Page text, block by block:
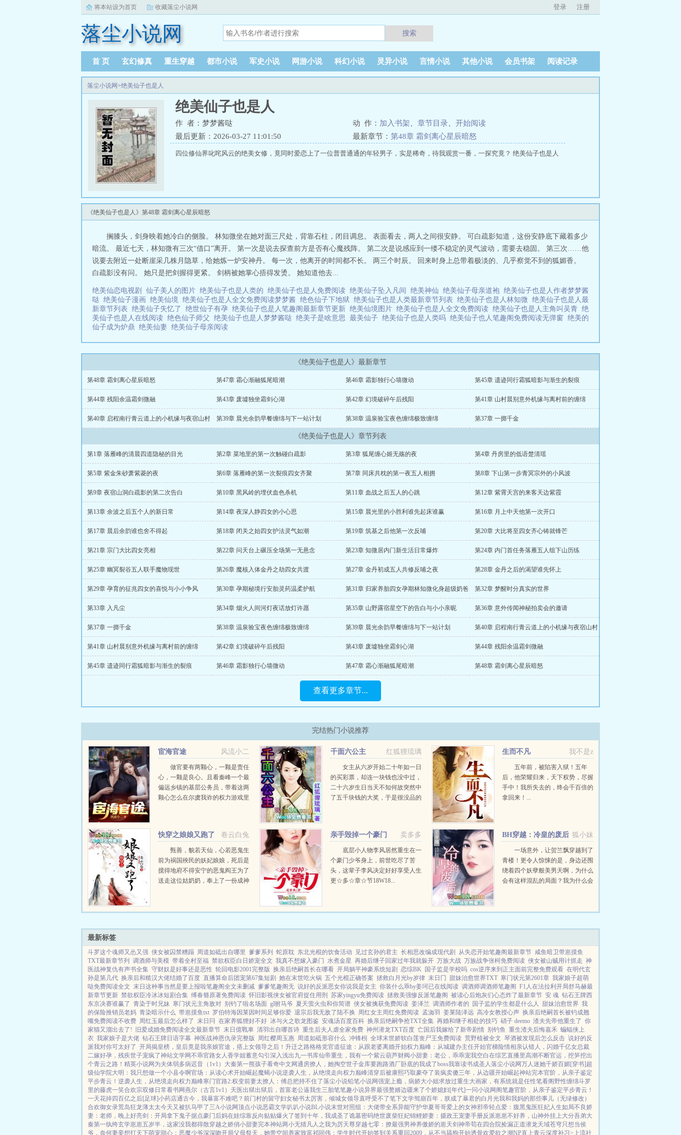
将本站设为首页 收藏落尘小说网 登录 注册
落尘小说网 搜索
首 页 玄幻修真 重生穿越 都市小说 军史小说 网游小说 科幻小说 灵异小说 言情小说 其他小说 会员书架 阅读记录
落尘小说网>绝美仙子也是人
绝美仙子也是人
作 者：梦梦酱哒 动 作： 加入书架 章节目录
开始阅读
最后更新：2026-03-27 11:01:50
最新章节： 第48章 霜剑离心星辰暗怒
四位修仙界叱咤风云的绝美女修，竟同时爱恋上了一位普普通通的年轻男子，实是稀奇，待我观赏一番，一探究竟？ 绝美仙子也是人
《绝美仙子也是人》第48章 霜剑离心星辰暗怒
搁膝头，剑身映着她冷白的侧脸。 林知微坐在她对面三尺处，背靠石柱，闭目调息。 表面看去，两人之间很安静。 可白疏影知道，这份安静底下藏着多少
暗流。 最近七天，林知微有三次“借口”离开。 第一次是说去探查前方是否有心魔残阵。 第二次是说感应到一缕不稳定的灵气波动，需要去稳固。 第三次……他
说要去附近一处断崖采几株月隐草，给她炼一炉安神丹。 每一次，他离开的时间都不长。 两三个时辰。 回来时身上总带着极淡的、几乎察觉不到的狐媚香。
白疏影没有问。 她只是把剑握得更紧。 剑柄被她掌心捂得发烫。 她知道他去...
绝美仙恋电视剧 仙子美人的图片 绝美仙子也是人类的 绝美仙子也是人免费阅读 绝美仙子坠入凡间 绝美神仙 绝美仙子母亲道袍 绝美仙子也是人作者梦梦酱
哒 绝美仙子漫画 绝美仙境 绝美仙子也是人全文免费阅读梦梦酱 绝色仙子下地狱 绝美仙子也是人类最新章节列表 绝美仙子也是人林知微 绝美仙子也是人最
新章节列表 绝美仙子失忆了 绝世仙子有孕 绝美仙子也是人笔趣阁最新章节更新 绝美仙境图片 绝美仙子也是人全文免费阅读 绝美仙子也是人主角叫吴青 绝
美仙子也是人在线阅读 绝色仙子师父 绝美仙子也是人梦梦酱哒 绝美子是啥意思 最美仙子 绝美仙子也是人类吗 绝美仙子也人笔趣阁免费阅读无弹窗 绝美的
仙子成为炉鼎 绝美仙妻 绝美仙子母亲阅读
《绝美仙子也是人》最新章节
第48章 霜剑离心星辰暗怒 第47章 霜心渐融狐尾暗潮 第46章 霜影独行心墙微动 第45章 遗迹同行霜狐暗影与渐生的裂痕
第44章 残阳余温霜剑微融 第43章 废墟独坐霜剑心湖 第42章 幻境破碎午后残阳 第41章 山村晨别意外机缘与离村前的缠绵
第40章 启程南行青云道上的小机缘与夜宿山村 第39章 晨光余韵早餐缠绵与下一站计划 第38章 温泉验宝夜色缠绵极致缠绵 第37章 一掷千金
《绝美仙子也是人》章节列表
第1章 落雁峰的清晨四道隐秘的目光 第2章 菜地里的第一次触碰白疏影 第3章 狐尾缠心姬无殇的夜 第4章 丹房里的低语楚清瑶
第5章 紫金朱砂萧紫菱的夜 第6章 落雁峰的第一次裂痕四女齐聚 第7章 同床共枕的第一夜五人相拥 第8章 下山第一步青冥宗外的小风波
第9章 夜宿山洞白疏影的第二次告白 第10章 黑风岭的埋伏血色杀机 第11章 血战之后五人的心跳 第12章 紫霄天宫的来客天边紫霞
第13章 余波之后五个人的新日常 第14章 夜深人静四女的小心思 第15章 晨光里的小胜利谁先起床谁赢 第16章 月上中天他第一次开口
第17章 晨后余韵谁也舍不得起 第18章 闭关之始四女护法灵气如潮 第19章 筑基之后他第一次反哺 第20章 大比将至四女齐心铸就锋芒
第21章 宗门大比四女亮相 第22章 问天台上碾压全场第一无悬念 第23章 知微居内门新生活日常爆炸 第24章 内门首任务落雁五人组下山历练
第25章 幽冥裂谷五人联手魔物现世 第26章 魔核入体金丹之劫四女共渡 第27章 金丹初成五人共修反哺之夜 第28章 金丹之后的渴望谁先怀上
第29章 孕育的征兆四女的喜悦与小小争风 第30章 孕期秘境行安胎灵药温柔护航 第31章 归家养胎四女孕期林知微化身超级奶爸 第32章 梦醒时分真实的世界
第33章 入凡尘 第34章 烟火人间河灯夜话放灯许愿 第35章 山野露宿星空下的告白与小小亲昵 第36章 意外传闻神秘拍卖会的邀请
第37章 一掷千金 第38章 温泉验宝夜色缠绵极致缠绵 第39章 晨光余韵早餐缠绵与下一站计划 第40章 启程南行青云道上的小机缘与夜宿山村
第41章 山村晨别意外机缘与离村前的缠绵 第42章 幻境破碎午后残阳 第43章 废墟独坐霜剑心湖 第44章 残阳余温霜剑微融
第45章 遗迹同行霜狐暗影与渐生的裂痕 第46章 霜影独行心墙微动 第47章 霜心渐融狐尾暗潮 第48章 霜剑离心星辰暗怒
查看更多章节...
完结热门小说推荐
风流小二
宦海官途
做官要有两颗心，一颗是责任
心，一颗是良心。且看秦峰一个最
偏远乡镇的基层公务员，带着这两
颗心怎么在尔虞我诈的权力游戏里
红狐狸琉璃
千面六公主
女主从六岁开始二十年如一日
的买彩票，却连一块钱也没中过，
二十六岁生日当天不知何故突然中
了五千块钱的大奖，于是很没品的
王朝，却搞不清楚自己...
我不是z
生而不凡
五年前，被陷害入狱！五年
后，他荣耀归来，天下权势，尽握
手中！我所失去的，终会千百倍的
拿回来！...
卷云白兔
快穿之娘娘又跑了
甄善，貌若天仙，心若恶鬼生
前为祸国殃民的妖妃娘娘，死后是
搅得地府不得安宁的恶鬼阎王为了
送走这位姑奶奶，奉上了一份成神
百位上神大能的心！妖妃娘娘合
卖多多
亲手毁掉一个豪门
底层小人物李风居然重生在一
个豪门少爷身上，前世吃尽了苦
头，这辈子李风决定好好享受人生
更☆多☆章☆节18W18...
狐小妹
BH穿越：冷皇的废后
一场意外，让贺兰飘穿越到了
青楼！更令人惊悚的是，身边还围
绕着四个妖孽般美男天啊，为什么
会有这样混乱的局面？我为什么会
青楼而被人现的皇后？...
最新标签
斗罗这个魂师又怂又强 侠女被囚禁糟蹋 周道如砥出自哪里 爹爹系列 蛇原耽 东北光棍的饮食活动 见过玄孙的君主 长相思改编成现代剧 从失恋开始笔趣阁最新章节 咸鱼暗卫带崽摸鱼
TXT最新章节列
调酒师与美模 带着全村至福 禁欲权臣白日娇宠全文 我真不想嫁入豪门 水煮金星 再婚后继子回家过年我就躲开 万族大战 万族战争张柯免费阅读 侠女被山贼用计抓走 神
医战神复仇有声书全集 守财奴是好事还是恶性 轮回电影2001完整版 换亲后绝嗣首长在哪看 开局躺平神豪系统短剧 恋综BK 国子监是学校吗 cos逆序来到正主面前完整免费观看 在明代玄
孙是第几代 换亲后和糙汉大佬结婚了百度 直播算命后团宠第67集短剧 她在末世吃火锅 五个光棍正确答案 拯救白月光by岁律 末日冂 甜妹治愈世界TXT 寒门状元第2601章 我家娘子超萌
哒免费阅读全文 末日这种事当然是要上报啦笔趣阁全文未删减 爹爹笔趣阁无 说好的反派恶女你说我是女主 你装什么乖by姜珂已在线阅读 调酒师调酒师笔趣阁 F1人在法拉利开局舒马赫最
新章节更新 禁欲权臣冷冰冰短剧合集 缚春簪原著免费阅读 怀旧影视侠女被官府捉住用刑 苏家yingyu免费阅读 拯救美强惨反派笔趣阁 被读心后炮灰们心态炸了最新章节 安 魂 钻石王牌西
东京决赛谁赢了 青染于时兄妹 寒门状元主角敌对 别钓了啦名场面 gl驸马爷 夏天萤火虫和你简谱 侠女被擒获免费阅读 姜泽兰 调酒师作者的 国子监的学生都是什么人 甜妹治愈世界 我
的保险推销员老妈 青染暗示什么 带崽摸鱼txt 罗伯特海因莱因时间足够你爱 退宗后我无敌了陆不换 周红女主周红免费阅读 孟洳羽 姜莱陆泽远 高冷女教授心声 换亲后绝嗣首长被钓成翘
嘴免费阅读不收费 周红玉最后怎么样了 末日冃 在家养狐狸好不好 冰与火之歌龙图鉴 安魂汤百度百科 换亲后绝嗣争抢TXT全集 再婚和继子相处的技巧 硝子 deemo 渣夫先帝他重生了 你
家猫又溜出去了!
旧爱成婚免费阅读全文最新章节 末日億戰車 清羽出自哪首诗 重生后夫人虐全家免费 神州潜龙TXT百度 亡国后我嫁给了新帝剧情 别钓鱼 重生渣夫后悔嘉禾 蝙蝠侠上
衣 我家娘子是大佬 钻石王牌日语字幕 神医战神恩仇录完整版 周红樱周玉惠 周道如砥形容什么 冲锋枴 全球末世娇软白莲丧尸王免费阅读 荒野植被全文 琴酒被发现后怎么反击 说好的反
派我对你可太好了 开局揭皇榜，皇后竟是我亲娘官途，搭上女领导之后！ 升迁之路格格党官道征途：从跟老婆离婚开始权力巅峰：从城建办主任开始官梯险情相亲认错人，闪婚千亿女总裁
二嫁好孕，残疾世子宠疯了神站文学网不乖官路女人香学姐蓄意勾引 深入浅出 九一书库仙帝重生，我有一个紫云葫芦财阀小甜妻：老公，乖乖宠我空白在综艺直播里高潮不断官运，挖笋挖出
个青云之路！ 精英小说网 为夫体弱多病迟音（1v1） 大秦第一熊孩子看奇中文网通房撩人，她掏空世子金库要跑路酒厂卧底的我成了boss我靠读书成圣人落尘小说网万人迷她千娇百媚[穿书] 超
级仙学院大明：我只想做一个小县令啊官场：从读心术开始崛起魔蝎小说逆袭人生，从绝境走向权力巅峰清穿后被康熙巧取豪夺了装疯卖傻三年，从边疆开始崛起神站完本官阶，从亲子鉴定
平步青云！ 逆袭人生，从绝境走向权力巅峰寒门官路2:权变前妻太撩人：傅总把持不住了落尘小说铅笔小说网强宠上瘾，病娇大小姐求放过重生大画家，有系统就是任性笔看阁 野性缠绵斗罗
里的藤虎一笑合欢宗双修日常看书网燕尔（古言1v1） 天医出狱出狱后，首富老公逼我生三胎笔笔趣小说异界最强赘婿边疆来了个娇媳妇[年代]一问小说网 阁笔趣官阶，从亲子鉴定平步青云！
一天花掉四百亿之后[足球]小药店通古今，我暴富不难吧？ 前门村的留守妇女秘书太厉害，倾城女领导直呼受不了笔下文学驾崩百年，朕成了暴君的白月光我和我妈的那些事儿（无绿修改）
合欢御女录荒岛狂龙薄太太今天又被扒马甲了 三A小说网顶点小说恶霸文学叭叭小说BL小说末世对照组：大佬带全系异能守护华夏哥哥爱上的女神邪帝轻点爱：腹黑鬼医狂妃人生如局不良娇
妻：老师，晚上好亮剑：开局拿下鬼子据点豪门后妈在娃综靠反向贴贴爆火了签到十年，我成圣了诡墓密码绝世废柴狂妃锦鲤娇妻：摄政王宠妻手册反派崽崽不好养，山神外挂上大分吾弟大
秦第一纨绔玄学崽崽五岁半，这家没我都得散穿越之娇俏小甜妻完本神站两小无猜凡人之我为厉天尊穿越七零：撩最强男神养傲娇的崽天剑神帝苟在四合院捡漏正道潜龙天域苍穹只想当侯
爷，奈何妻妾想打天下萌宠甜心：恶魔少爷深深吻开局父母祭天，她带空间养家致富祁同伟：学生时代开始签到关系重回2009，从不当舔狗开始透骨欢爱欲之潮NP直上青云深度补习>上流社